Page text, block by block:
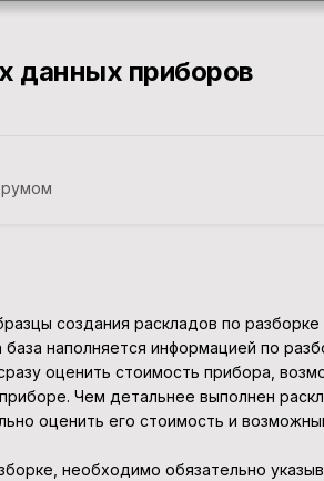
данных приборов
создания раскладов по
наполняется информацией по
оценить стоимость прибора,
Чем детальнее выполнен
оценить его стоимость и
необходимо обязательно